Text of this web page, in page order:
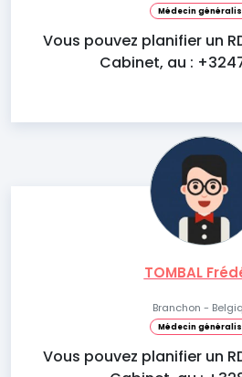
Médecin
Vous pouvez planifier un
Cabinet, au :
TOMBAL
Branchon -
Médecin
Vous pouvez planifier un